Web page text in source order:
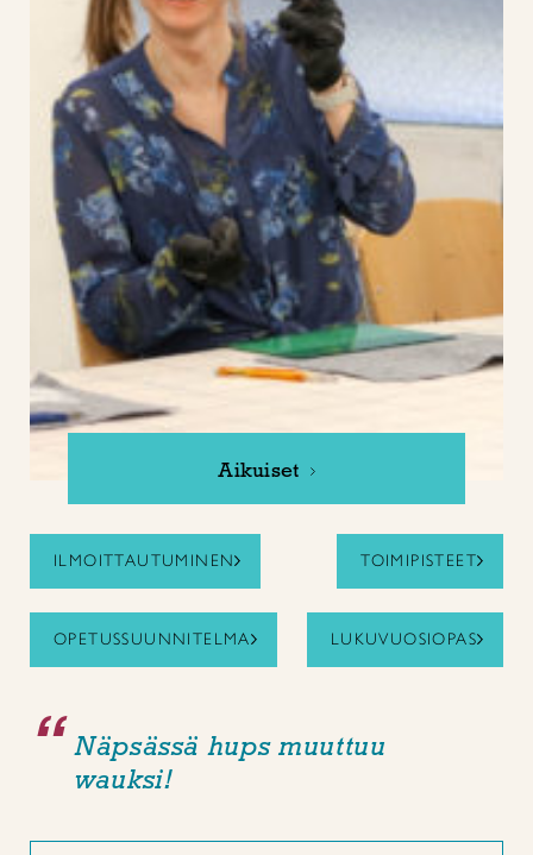
Aikuiset
ILMOITTAUTUMINEN TOIMIPISTEET
OPETUSSUUNNITELMA LUKUVUOSIOPAS
Näpsässä hups muuttuu
wauksi!